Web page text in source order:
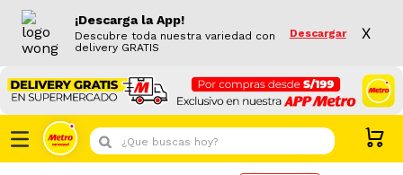
¡Descarga la App!
Descubre toda nuestra variedad con
delivery GRATIS
Descargar X
¿Que buscas hoy?